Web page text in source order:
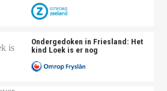
Ondergedoken in Friesland: Het
kind Loek is er nog